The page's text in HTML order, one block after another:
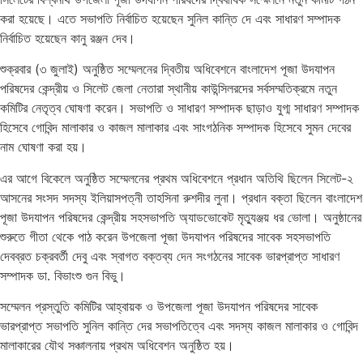
করা হয়েছে। এতে সভাপতি নির্বাচিত হয়েছেন সুনিল কান্তি দে এবং সাধারণ সম্পাদক
নির্বাচিত হয়েছেন কানু রঞ্জন দেব।
শুক্রবার (৩ জুলাই) অনুষ্ঠিত সম্মেলনের দ্বিতীয় অধিবেশনে বাংলাদেশ পূজা উদযাপন
পরিষদের কেন্দ্রীয় ও সিলেট জেলা নেতারা স্থানীয় কাউন্সিলরদের সর্বসম্মতিক্রমে নতুন
কমিটির নেতৃত্ব ঘোষণা করেন। সভাপতি ও সাধারণ সম্পাদক ছাড়াও যুগ্ম সাধারণ সম্পাদক
হিসেবে গোবিন্দ মালাকার ও কাজল মালাকার এবং সাংগঠনিক সম্পাদক হিসেবে সুমন দেবের
নাম ঘোষণা করা হয়।
এর আগে বিকেলে অনুষ্ঠিত সম্মেলনের প্রথম অধিবেশনে প্রধান অতিথি ছিলেন সিলেট-২
আসনের সংসদ সদস্য ইলিয়াসপত্নী তাহসিনা রুশদীর লুনা। প্রধান বক্তা ছিলেন বাংলাদেশ
পূজা উদযাপন পরিষদের কেন্দ্রীয় সহসভাপতি অ্যাডভোকেট মৃত্যুঞ্জয় ধর ভোলা। অনুষ্ঠানের
শুরুতে গীতা থেকে পাঠ করেন উপজেলা পূজা উদযাপন পরিষদের সাবেক সহসভাপতি
দেবব্রত চক্রবর্তী দেবু এবং স্বাগত বক্তব্য দেন সংগঠনের সাবেক ভারপ্রাপ্ত সাধারণ
সম্পাদক ডা. বিভাংশু গুন বিভু।
সম্মেলন প্রস্তুতি কমিটির আহ্বায়ক ও উপজেলা পূজা উদযাপন পরিষদের সাবেক
ভারপ্রাপ্ত সভাপতি সুনিল কান্তি দের সভাপতিত্বে এবং সদস্য কাজল মালাকার ও গোবিন্দ
মালাকারের যৌথ সঞ্চালনায় প্রথম অধিবেশন অনুষ্ঠিত হয়।